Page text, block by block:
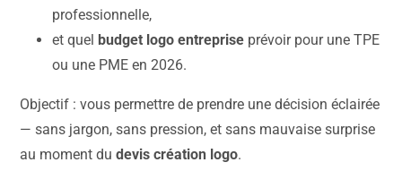
professionnelle,
et quel budget logo entreprise prévoir pour une TPE
ou une PME en 2026.
Objectif : vous permettre de prendre une décision éclairée
— sans jargon, sans pression, et sans mauvaise surprise
au moment du devis création logo.